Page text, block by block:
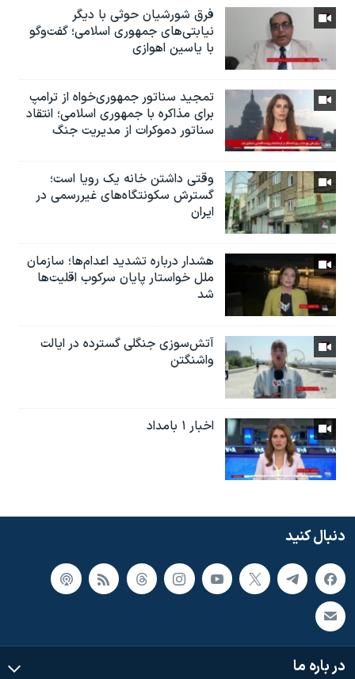
فرق شورشیان حوثی با دیگر
نیابتی‌های جمهوری اسلامی؛ گفت‌وگو
با یاسین اهوازی
تمجید سناتور جمهوری‌خواه از ترامپ
برای مذاکره با جمهوری اسلامی؛ انتقاد
سناتور دموکرات از مدیریت جنگ
وقتی داشتن خانه یک رویا است؛
گسترش سکونتگاه‌های غیررسمی در
ایران
هشدار درباره تشدید اعدام‌ها؛ سازمان
ملل خواستار پایان سرکوب اقلیت‌ها
شد
آتش‌سوزی جنگلی گسترده در ایالت
واشنگتن
اخبار ۱ بامداد
دنبال کنید
در باره ما